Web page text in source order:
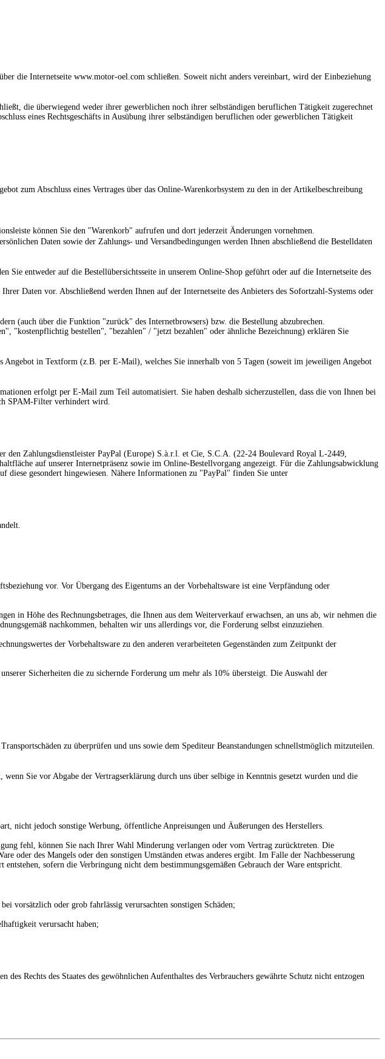
über die Internetseite www.motor-oel.com schließen. Soweit nicht anders vereinbart, wird der Einbeziehung
die überwiegend weder ihrer gewerblichen noch ihrer selbständigen beruflichen Tätigkeit zugerechnet
eines Rechtsgeschäfts in Ausübung ihrer selbständigen beruflichen oder gewerblichen Tätigkeit
zum Abschluss eines Vertrages über das Online-Warenkorbsystem zu den in der Artikelbeschreibung
können Sie den "Warenkorb" aufrufen und dort jederzeit Änderungen vornehmen.
Daten sowie der Zahlungs- und Versandbedingungen werden Ihnen abschließend die Bestelldaten
entweder auf die Bestellübersichtsseite in unserem Online-Shop geführt oder auf die Internetseite des
Daten vor. Abschließend werden Ihnen auf der Internetseite des Anbieters des Sofortzahl-Systems oder
(auch über die Funktion "zurück" des Internetbrowsers) bzw. die Bestellung abzubrechen.
"kostenpflichtig bestellen", "bezahlen" / "jetzt bezahlen" oder ähnliche Bezeichnung) erklären Sie
in Textform (z.B. per E-Mail), welches Sie innerhalb von 5 Tagen (soweit im jeweiligen Angebot
erfolgt per E-Mail zum Teil automatisiert. Sie haben deshalb sicherzustellen, dass die von Ihnen bei
SPAM-Filter verhindert wird.
Zahlungsdienstleister PayPal (Europe) S.à.r.l. et Cie, S.C.A. (22-24 Boulevard Royal L-2449,
auf unserer Internetpräsenz sowie im Online-Bestellvorgang angezeigt. Für die Zahlungsabwicklung
diese gesondert hingewiesen. Nähere Informationen zu "PayPal" finden Sie unter
vor. Vor Übergang des Eigentums an der Vorbehaltsware ist eine Verpfändung oder
in Höhe des Rechnungsbetrages, die Ihnen aus dem Weiterverkauf erwachsen, an uns ab, wir nehmen die
nachkommen, behalten wir uns allerdings vor, die Forderung selbst einzuziehen.
der Vorbehaltsware zu den anderen verarbeiteten Gegenständen zum Zeitpunkt der
Sicherheiten die zu sichernde Forderung um mehr als 10% übersteigt. Die Auswahl der
zu überprüfen und uns sowie dem Spediteur Beanstandungen schnellstmöglich mitzuteilen.
Sie vor Abgabe der Vertragserklärung durch uns über selbige in Kenntnis gesetzt wurden und die
nicht jedoch sonstige Werbung, öffentliche Anpreisungen und Äußerungen des Herstellers.
fehl, können Sie nach Ihrer Wahl Minderung verlangen oder vom Vertrag zurücktreten. Die
oder des Mangels oder den sonstigen Umständen etwas anderes ergibt. Im Falle der Nachbesserung
sofern die Verbringung nicht dem bestimmungsgemäßen Gebrauch der Ware entspricht.
vorsätzlich oder grob fahrlässig verursachten sonstigen Schäden;
verursacht haben;
Rechts des Staates des gewöhnlichen Aufenthaltes des Verbrauchers gewährte Schutz nicht entzogen